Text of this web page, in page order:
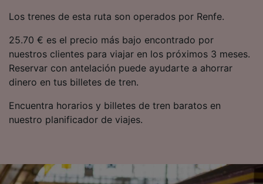
Los trenes de esta ruta son operados por Renfe.
25.70 € es el precio más bajo encontrado por
nuestros clientes para viajar en los próximos 3 meses.
Reservar con antelación puede ayudarte a ahorrar
dinero en tus billetes de tren.
Encuentra horarios y billetes de tren baratos en
nuestro planificador de viajes.